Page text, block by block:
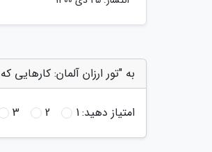
به "تور ارزان آلمان: کارهایی که باید در
امتیاز دهید:1
2
3